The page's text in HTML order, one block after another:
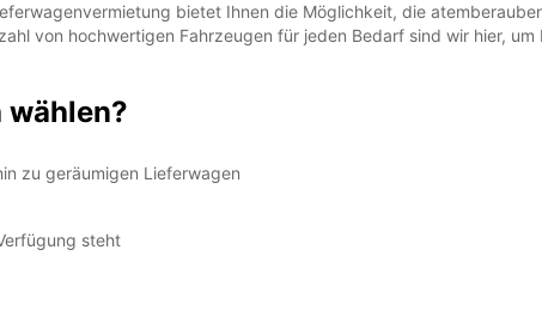
bietet Ihnen die Möglichkeit, die
von hochwertigen Fahrzeugen für jeden Bedarf sind wir hier,
wählen?
zu geräumigen Lieferwagen
steht